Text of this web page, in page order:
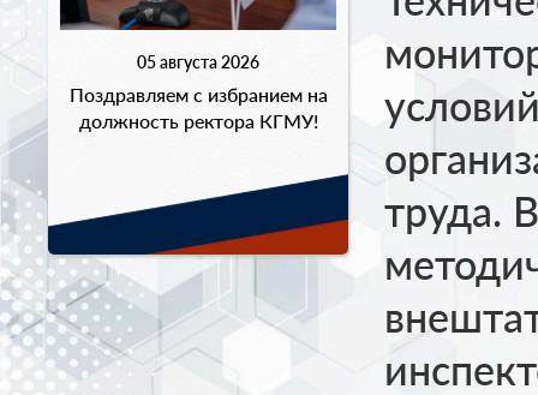
05 августа 2026
Поздравляем с избранием на
должность ректора КГМУ!
труда.